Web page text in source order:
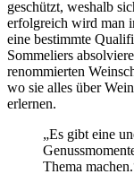
geschützt, weshalb
erfolgreich wird man
eine bestimmte
Sommeliers
renommierten
wo sie alles über
erlernen.
„Es gibt eine
Thema